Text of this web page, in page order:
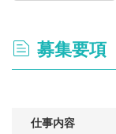
募集要項
仕事内容